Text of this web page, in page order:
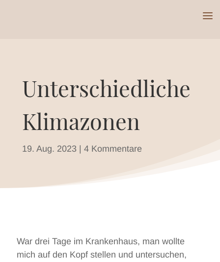
Unterschiedliche
Klimazonen
19. Aug. 2023| 4 Kommentare
War drei Tage im Krankenhaus, man wollte
mich auf den Kopf stellen und untersuchen,